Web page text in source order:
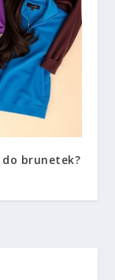
brunetek?